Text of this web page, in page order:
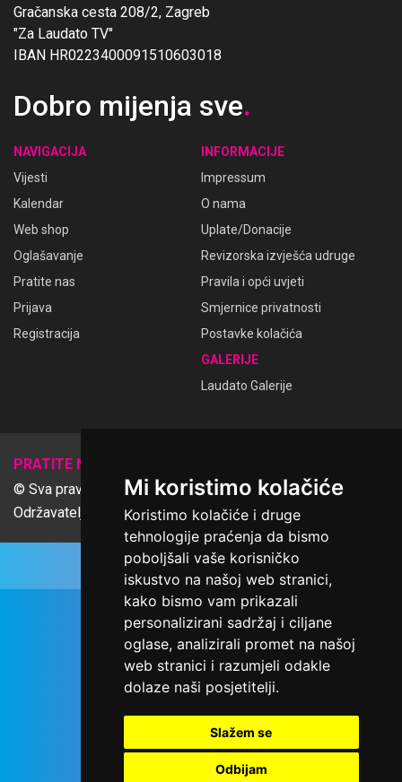
Mi koristimo kolačiće
Koristimo kolačiće i druge
tehnologije praćenja da bismo
poboljšali vaše korisničko
iskustvo na našoj web stranici,
kako bismo vam prikazali
personalizirani sadržaj i ciljane
oglase, analizirali promet na našoj
web stranici i razumjeli odakle
dolaze naši posjetitelji.
Slažem se
Odbijam
Gračanska cesta 208/2, Zagreb
"Za Laudato TV"
IBAN HR0223400091510603018
Dobro mijenja sve.
NAVIGACIJA
Vijesti
Kalendar
Web shop
Oglašavanje
Pratite nas
Prijava
Registracija
INFORMACIJE
Impressum
O nama
Uplate/Donacije
Revizorska izvješća udruge
Pravila i opći uvjeti
Smjernice privatnosti
Postavke kolačića
GALERIJE
Laudato Galerije
PRATITE NAS
© Sva prava pridržana Udruga Ime dobrote
Održavatelj Netcom d.o.o., Riva 6, Rijeka